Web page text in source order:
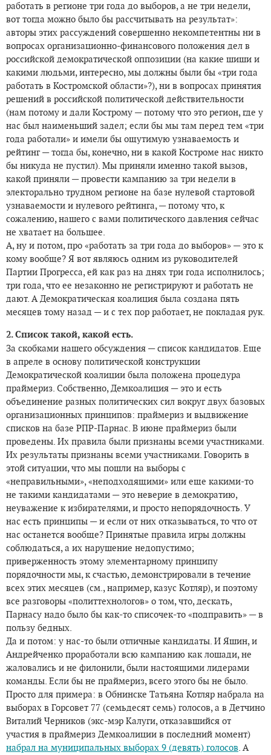
работать в регионе три года до выборов, а не три недели,
вот тогда можно было бы рассчитывать на результат»:
авторы этих рассуждений совершенно некомпетентны ни в
вопросах организационно-финансового положения дел в
российской демократической оппозиции (на какие шиши и
какими людьми, интересно, мы должны были бы «три года
работать в Костромской области»?), ни в вопросах принятия
решений в российской политической действительности
(нам потому и дали Кострому — потому что это регион, где у
нас был наименьший задел; если бы мы там перед тем «три
года работали» и имели бы ощутимую узнаваемость и
рейтинг — тогда бы, конечно, ни в какой Костроме нас никто
бы никуда не пустил). Мы приняли именно такой вызов,
какой приняли — провести кампанию за три недели в
электорально трудном регионе на базе нулевой стартовой
узнаваемости и нулевого рейтинга, — потому что, к
сожалению, нашего с вами политического давления сейчас
не хватает на большее.
А, ну и потом, про «работать за три года до выборов» — это к
кому вообще? Я вот являюсь одним из руководителей
Партии Прогресса, ей как раз на днях три года исполнилось;
три года, что ее незаконно не регистрируют и работать не
дают. А Демократическая коалиция была создана пять
месяцев тому назад — и с тех пор работает, не покладая рук.
2. Список такой, какой есть.
За скобками нашего обсуждения — список кандидатов. Еще
в апреле в основу политической конструкции
Демократической коалиции была положена процедура
праймериз. Собственно, Демкоалиция — это и есть
объединение разных политических сил вокруг двух базовых
организационных принципов: праймериз и выдвижение
списков на базе РПР-Парнас. В июне праймериз были
проведены. Их правила были признаны всеми участниками.
Их результаты признаны всеми участниками. Говорить в
этой ситуации, что мы пошли на выборы с
«неправильными», «неподходящими» или еще какими-то
не такими кандидатами — это неверие в демократию,
неуважение к избирателями, и просто непорядочность. У
нас есть принципы — и если от них отказываться, то что от
нас останется вообще? Принятые правила игры должны
соблюдаться, а их нарушение недопустимо;
приверженность этому элементарному принципу
порядочности мы, к счастью, демонстрировали в течение
всех этих месяцев (см., например, казус Котляр), и поэтому
все разговоры «политтехнологов» о том, что, дескать,
Парнасу надо было бы как-то списочек-то «подправить» — в
пользу бедных.
Да и потом: у нас-то были отличные кандидаты. И Яшин, и
Андрейченко проработали всю кампанию как лошади, не
жаловались и не филонили, были настоящими лидерами
команды. Если бы не праймериз, всего этого бы не было.
Просто для примера: в Обнинске Татьяна Котляр набрала на
выборах в Горсовет 77 (семьдесят семь) голосов, а в Детчино
Виталий Черников (экс-мэр Калуги, отказавшийся от
участия в праймериз Демкоалиции в последний момент)
набрал на муниципальных выборах 9 (девять) голосов. А